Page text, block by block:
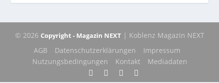
© 2026 Copyright - Magazin NEXT| Koblenz Magazin NEXT
AGB
Datenschutzerklärungen
Impressum
Nutzungsbedingungen
Kontakt Mediadaten